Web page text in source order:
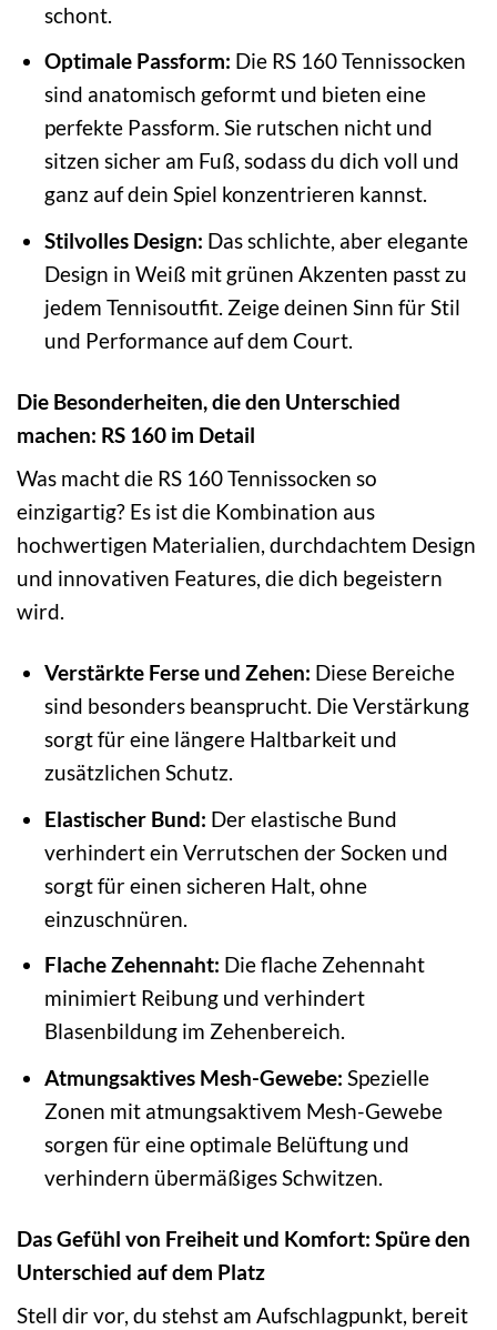
schont.
Optimale Passform: Die RS 160 Tennissocken
sind anatomisch geformt und bieten eine
perfekte Passform. Sie rutschen nicht und
sitzen sicher am Fuß, sodass du dich voll und
ganz auf dein Spiel konzentrieren kannst.
Stilvolles Design: Das schlichte, aber elegante
Design in Weiß mit grünen Akzenten passt zu
jedem Tennisoutfit. Zeige deinen Sinn für Stil
und Performance auf dem Court.
Die Besonderheiten, die den Unterschied
machen: RS 160 im Detail
Was macht die RS 160 Tennissocken so
einzigartig? Es ist die Kombination aus
hochwertigen Materialien, durchdachtem Design
und innovativen Features, die dich begeistern
wird.
Verstärkte Ferse und Zehen: Diese Bereiche
sind besonders beansprucht. Die Verstärkung
sorgt für eine längere Haltbarkeit und
zusätzlichen Schutz.
Elastischer Bund: Der elastische Bund
verhindert ein Verrutschen der Socken und
sorgt für einen sicheren Halt, ohne
einzuschnüren.
Flache Zehennaht: Die flache Zehennaht
minimiert Reibung und verhindert
Blasenbildung im Zehenbereich.
Atmungsaktives Mesh-Gewebe: Spezielle
Zonen mit atmungsaktivem Mesh-Gewebe
sorgen für eine optimale Belüftung und
verhindern übermäßiges Schwitzen.
Das Gefühl von Freiheit und Komfort: Spüre den
Unterschied auf dem Platz
Stell dir vor, du stehst am Aufschlagpunkt, bereit